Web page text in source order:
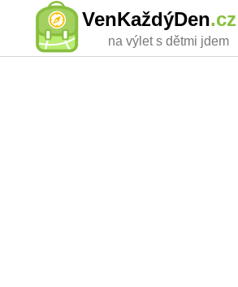
VenKaždýDen.cz
na výlet s dětmi jdem